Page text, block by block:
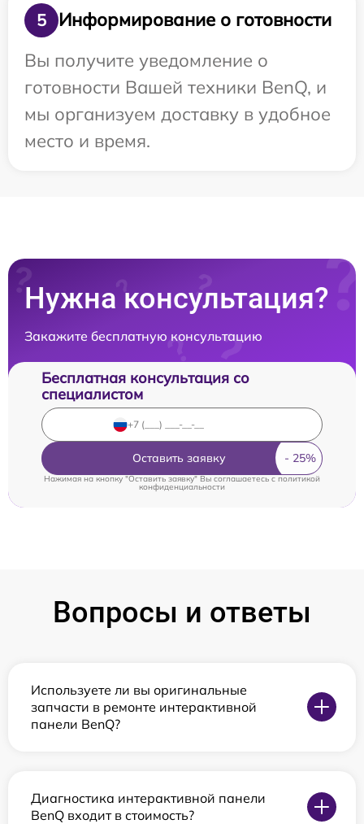
5
Информирование о готовности
Вы получите уведомление о
готовности Вашей техники BenQ, и
мы организуем доставку в удобное
место и время.
Нужна консультация?
Закажите бесплатную консультацию
Бесплатная консультация со
специалистом
Оставить заявку
Нажимая на кнопку "Оставить заявку" Вы соглашаетесь cполитикой
конфиденциальности
Вопросы и ответы
Используете ли вы оригинальные
запчасти в ремонте интерактивной
панели BenQ?
Диагностика интерактивной панели
BenQ входит в стоимость?